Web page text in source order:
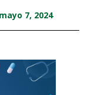
mayo 7, 2024